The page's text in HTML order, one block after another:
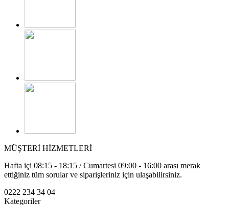
MÜŞTERİ HİZMETLERİ
Hafta içi 08:15 - 18:15 / Cumartesi 09:00 - 16:00 arası merak
ettiğiniz tüm sorular ve siparişleriniz için ulaşabilirsiniz.
0222 234 34 04
Kategoriler